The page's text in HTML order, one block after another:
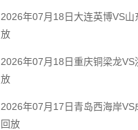
2026年07月18日大连英博VS山
放
2026年07月18日重庆铜梁龙VS
放
2026年07月17日青岛西海岸VS
回放